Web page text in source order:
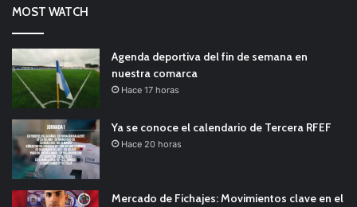
MOST WATCH
Agenda deportiva del fin de semana en
nuestra comarca
Hace 17 horas
Ya se conoce el calendario de Tercera RFEF
Hace 20 horas
Mercado de Fichajes: Movimientos clave en el